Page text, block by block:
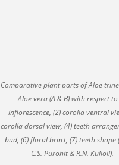
Comparative plant parts of Aloe
Aloe vera (A & B) with respect to
inflorescence, (2) corolla ventral
corolla dorsal view, (4) teeth
bud, (6) floral bract, (7) teeth shape
C.S. Purohit & R.N. Kulloli).